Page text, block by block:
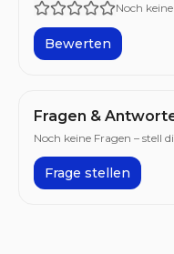
Noch
Bewerten
Fragen &
Noch keine Fragen – stell
Frage stellen